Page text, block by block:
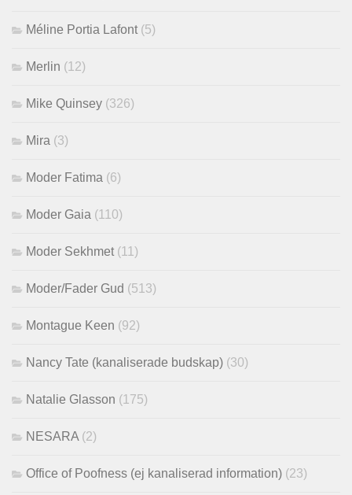
Méline Portia Lafont (5)
Merlin (12)
Mike Quinsey (326)
Mira (3)
Moder Fatima (6)
Moder Gaia (110)
Moder Sekhmet (11)
Moder/Fader Gud (513)
Montague Keen (92)
Nancy Tate (kanaliserade budskap) (30)
Natalie Glasson (175)
NESARA (2)
Office of Poofness (ej kanaliserad information) (23)